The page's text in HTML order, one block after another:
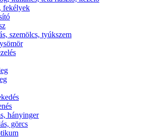
fekélyek
szemölcs, tyúkszem
hányinger
görcs